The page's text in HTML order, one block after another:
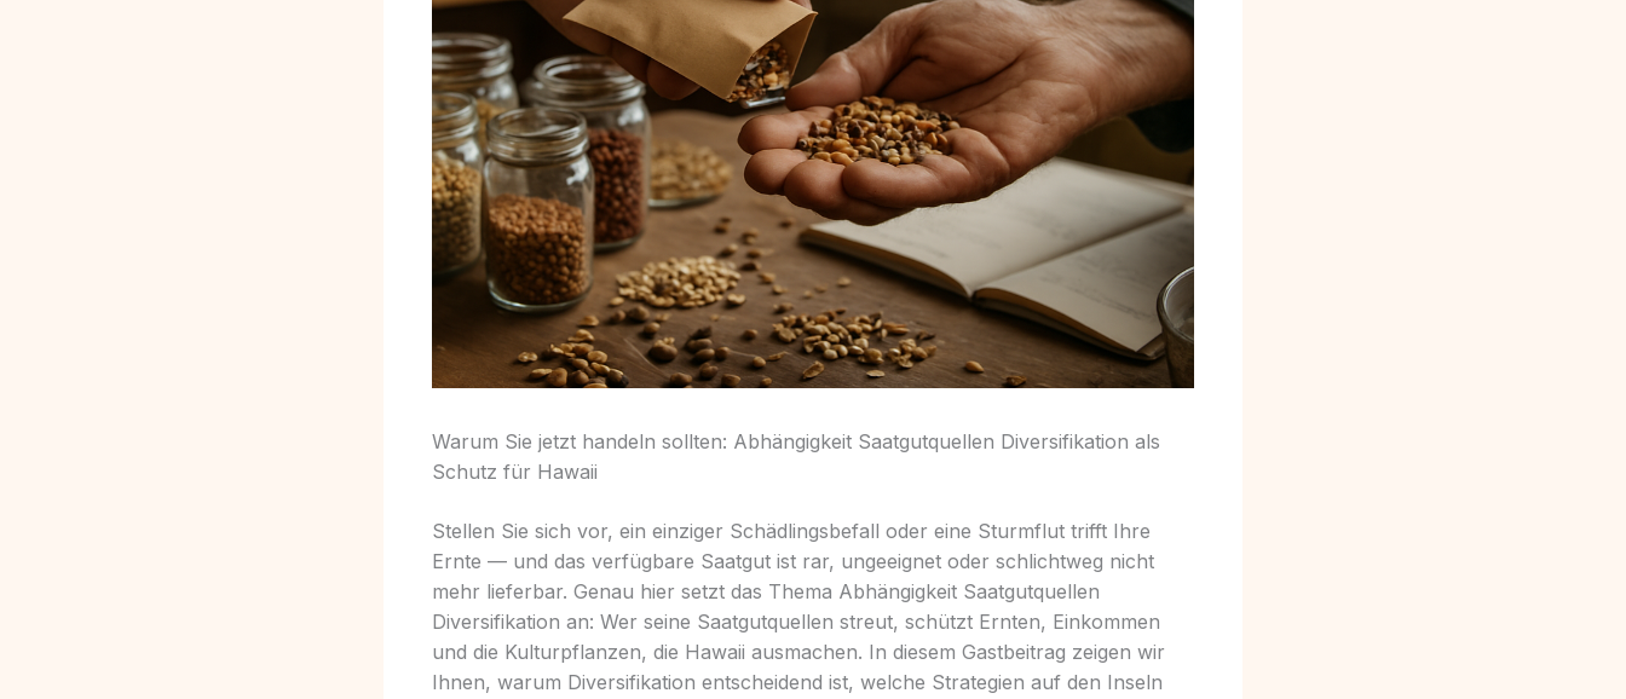
Warum Sie jetzt handeln sollten: Abhängigkeit Saatgutquellen Diversifikation als
Schutz für Hawaii
Stellen Sie sich vor, ein einziger Schädlingsbefall oder eine Sturmflut trifft Ihre
Ernte — und das verfügbare Saatgut ist rar, ungeeignet oder schlichtweg nicht
mehr lieferbar. Genau hier setzt das Thema Abhängigkeit Saatgutquellen
Diversifikation an: Wer seine Saatgutquellen streut, schützt Ernten, Einkommen
und die Kulturpflanzen, die Hawaii ausmachen. In diesem Gastbeitrag zeigen wir
Ihnen, warum Diversifikation entscheidend ist, welche Strategien auf den Inseln